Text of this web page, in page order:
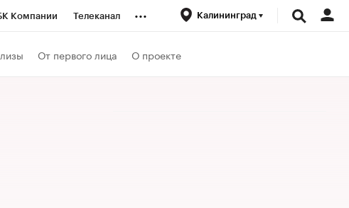
Компании Телеканал ... Калининград
От первого лица О проекте